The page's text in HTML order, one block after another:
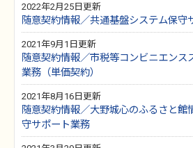
2022年2月25日更新
随意契約情報／共通基盤システム保守
2021年9月1日更新
随意契約情報／市税等コンビニエンス
業務（単価契約）
2021年8月16日更新
随意契約情報／大野城心のふるさと館
守サポート業務